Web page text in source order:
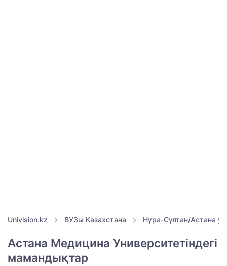
Univision.kz ВУЗы Казахстана Нұра-Сұлтан/Астана
Астана Медицина Университетіндегі
мамандықтар